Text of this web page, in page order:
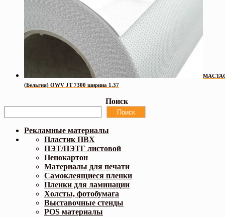
(Бельгия) OWV JT 7300 ширина 1,37
Поиск
Поиск
Рекламные материалы
Пластик ПВХ
ПЭТ/ПЭТГ листовой
Пенокартон
Материалы для печати
Самоклеящиеся пленки
Пленки для ламинации
Холсты, фотобумага
Выставочные стенды
POS материалы